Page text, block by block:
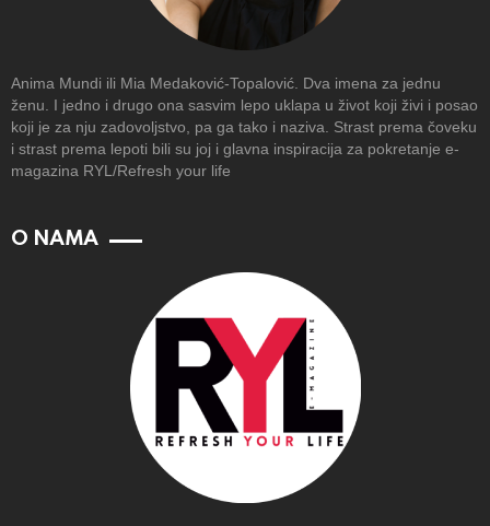
Anima Mundi ili Mia Medaković-Topalović. Dva imena za jednu
ženu. I jedno i drugo ona sasvim lepo uklapa u život koji živi i posao
koji je za nju zadovoljstvo, pa ga tako i naziva. Strast prema čoveku
i strast prema lepoti bili su joj i glavna inspiracija za pokretanje e-
magazina RYL/Refresh your life
O NAMA